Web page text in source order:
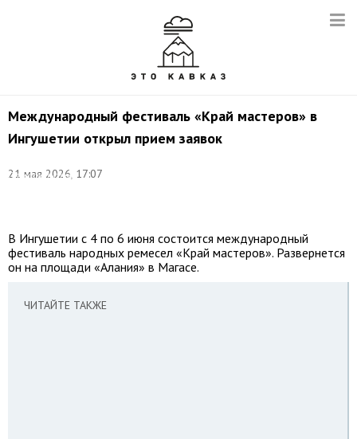
Международный фестиваль «Край мастеров» в
Ингушетии открыл прием заявок
21 мая 2026, 17:07
Правительства
В Ингушетии с 4 по 6 июня состоится международный
фестиваль народных ремесел «Край мастеров». Развернется
он на площади «Алания» в Магасе.
ЧИТАЙТЕ ТАКЖЕ